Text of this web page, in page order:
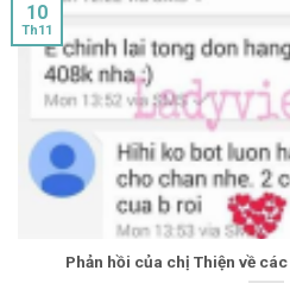
Phản hồi của chị Thiện về
10
Th11